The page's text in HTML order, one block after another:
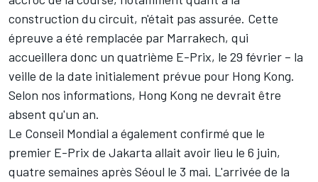
construction du circuit, n'était pas assurée. Cette
épreuve a été remplacée par Marrakech, qui
accueillera donc un quatrième E-Prix, le 29 février – la
veille de la date initialement prévue pour Hong Kong.
Selon nos informations, Hong Kong ne devrait être
absent qu'un an.
Le Conseil Mondial a également confirmé que le
premier E-Prix de Jakarta allait avoir lieu le 6 juin,
quatre semaines après Séoul le 3 mai. L'arrivée de la